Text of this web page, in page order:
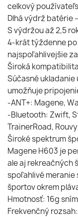
celkový
Dlhá výdrž batérie
S výdržou až 2,5
4-krát týždenne po
najspoľahlivejšie
Široká
Súčasné ukladanie
umožňuje
-ANT+: Magene,
-Bluetooth: Zwift,
TrainerRoad,
Široké spektrum
Magene H603 je
ale aj rekreačných
spoľahlivé
športov okrem
Hmotnosť: 16g
Frekvenčný